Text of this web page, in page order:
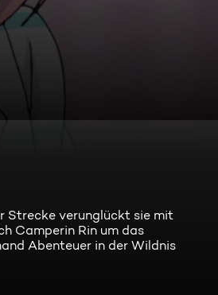
Strecke verunglückt sie mit
Camperin Rin um das
Abenteuer in der Wildnis